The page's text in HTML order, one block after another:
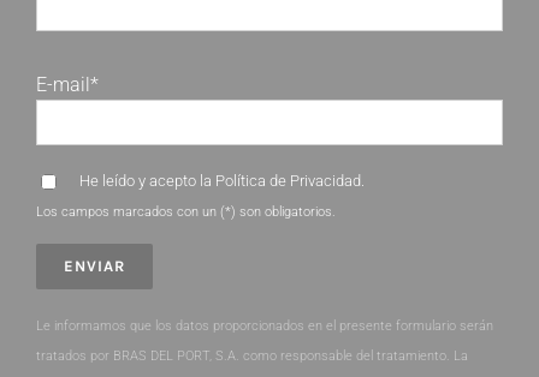
E-mail*
He leído y acepto la Política de Privacidad.
Los campos marcados con un (*) son obligatorios.
Le informamos que los datos proporcionados en el presente formulario serán
tratados por BRAS DEL PORT, S.A. como responsable del tratamiento. La